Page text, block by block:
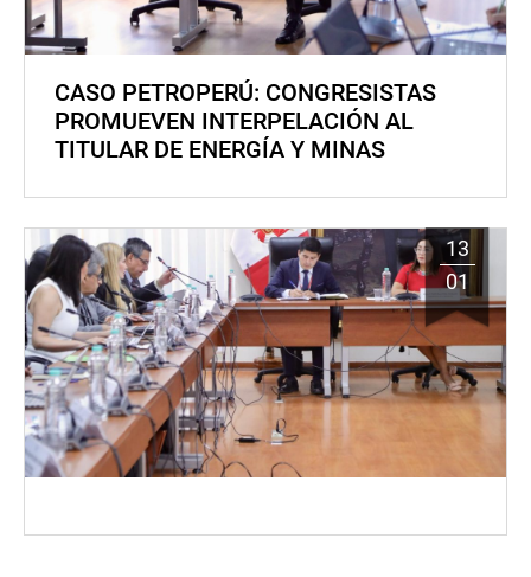
CASO PETROPERÚ: CONGRESISTAS
PROMUEVEN INTERPELACIÓN AL
TITULAR DE ENERGÍA Y MINAS
13
01